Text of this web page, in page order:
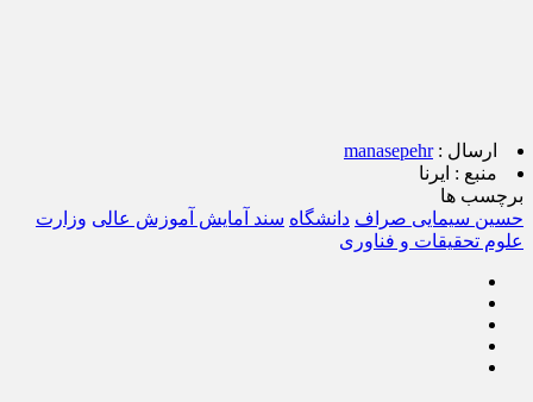
ارسال :manasepehr
منبع : ایرنا
برچسب ها
حسین سیمایی صراف دانشگاه سند آمایش آموزش عالی وزارت
علوم تحقیقات و فناوری